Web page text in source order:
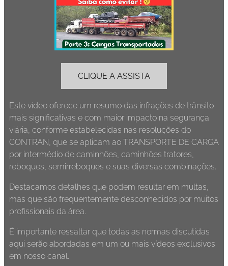
CLIQUE A ASSISTA
Este vídeo oferece um resumo das infrações de trânsito
mais significativas e com maior impacto na segurança
viária, conforme estabelecidas nas resoluções do
CONTRAN, que se aplicam ao TRANSPORTE DE CARGA
por intermédio de caminhões, caminhões tratores,
reboques, semirreboques e suas diversas combinações.
Destacamos detalhes que podem resultar em multas,
mas que são frequentemente desconhecidos por muitos
profissionais da área.
É importante ressaltar que todas as normas discutidas
aqui serão abordadas em um ou mais vídeos exclusivos
em nosso canal.